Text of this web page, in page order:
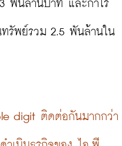
พันล้านบาท และกำไร
รัพย์รวม 2.5 พันล้านใน
digit ติดต่อกันมากกว่า